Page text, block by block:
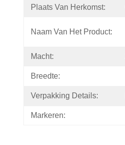
Plaats Van Herkomst:
Naam Van Het Product:
Macht:
Breedte:
Verpakking Details:
Markeren: